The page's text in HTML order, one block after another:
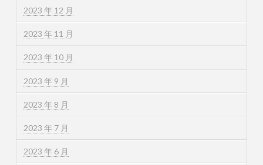
2023 年 12 月
2023 年 11 月
2023 年 10 月
2023 年 9 月
2023 年 8 月
2023 年 7 月
2023 年 6 月